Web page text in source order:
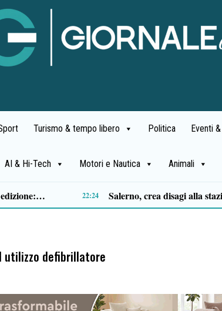
Turismo & tempo libero Politica Eventi
AI & Hi-Tech Motori e Nautica Animali
Luca Cordero di Montezemolo sceglie Acciaroli: tappa nel Cilento a bordo del suo yacht 15:38
utilizzo defibrillatore